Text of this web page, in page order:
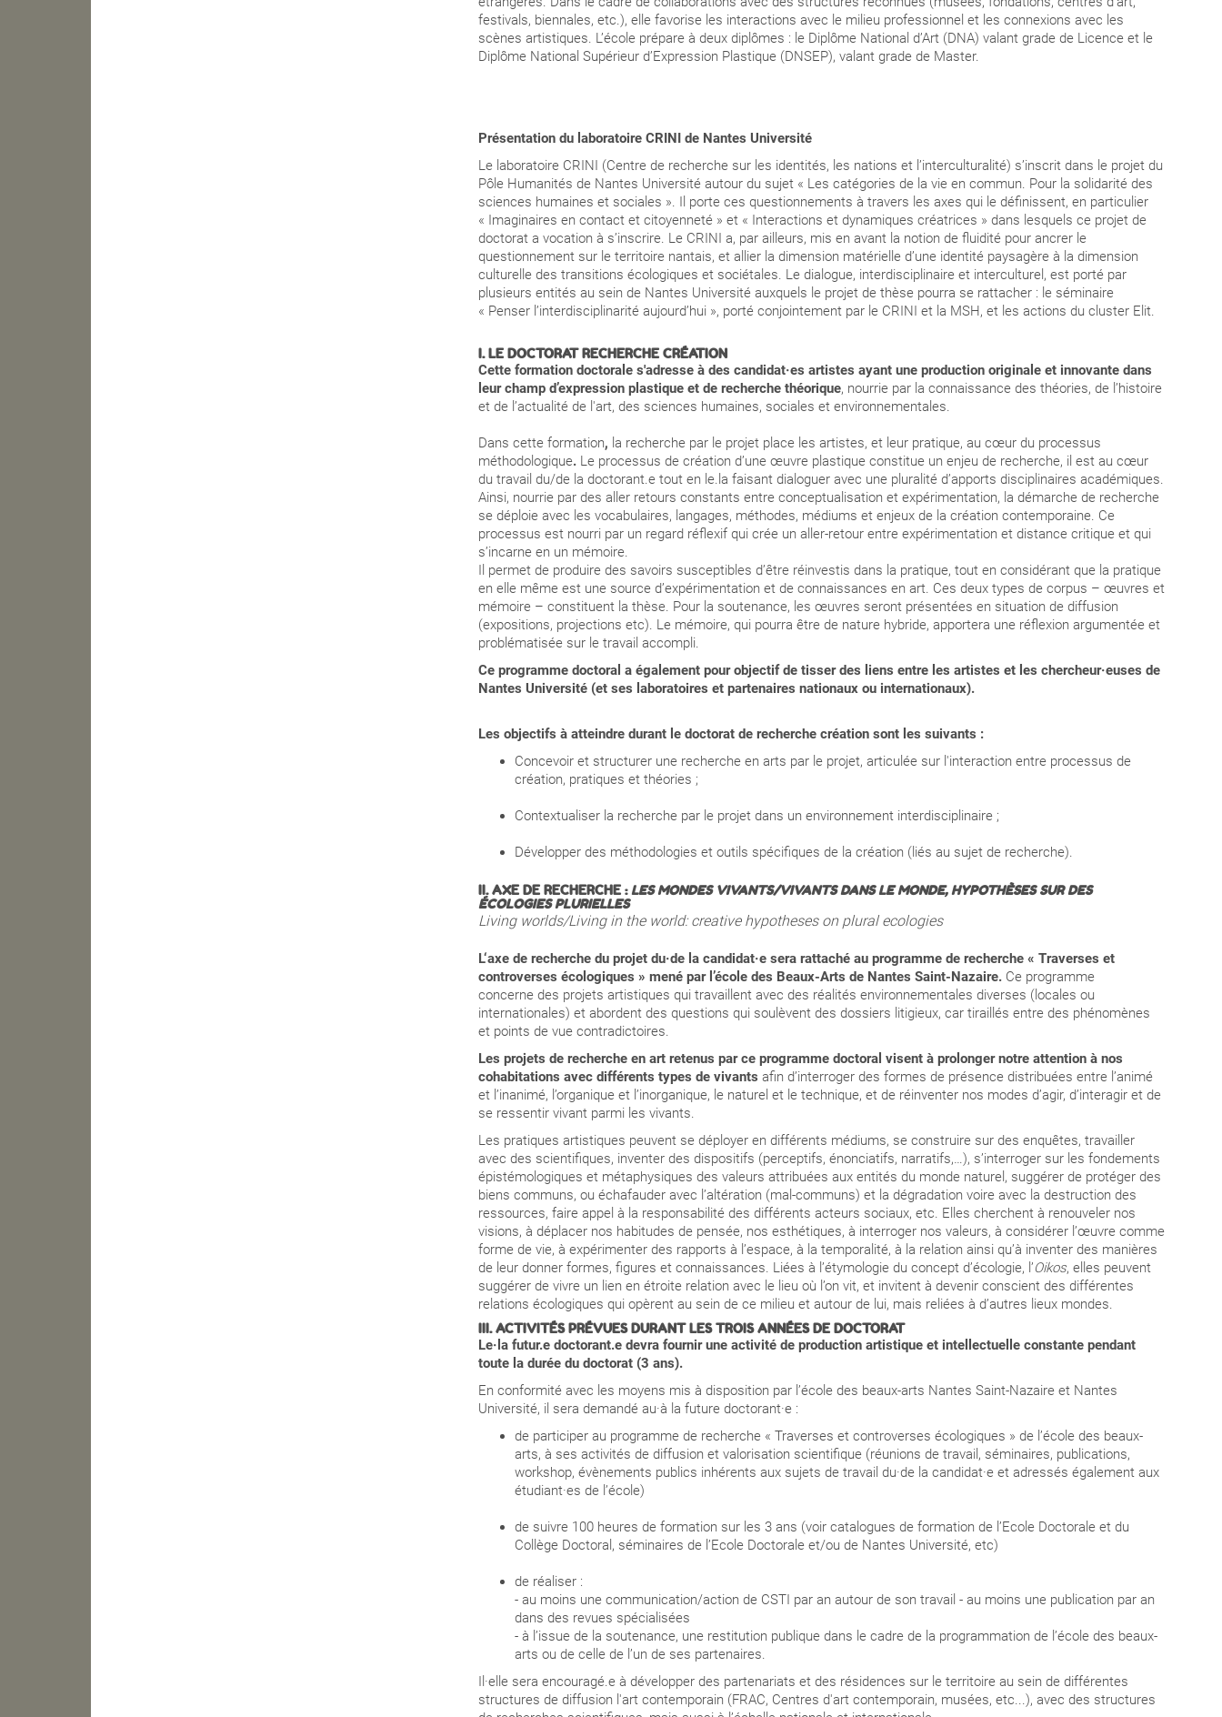
festivals, biennales, etc.), elle favorise les interactions avec le milieu professionnel et les connexions avec les
scènes artistiques. L’école prépare à deux diplômes : le Diplôme National d’Art (DNA) valant grade de Licence et le
Diplôme National Supérieur d’Expression Plastique (DNSEP), valant grade de Master.
Présentation du laboratoire CRINI de Nantes Université
Le laboratoire CRINI (Centre de recherche sur les identités, les nations et l’interculturalité) s’inscrit dans le projet du
Pôle Humanités de Nantes Université autour du sujet « Les catégories de la vie en commun. Pour la solidarité des
sciences humaines et sociales ». Il porte ces questionnements à travers les axes qui le définissent, en particulier
« Imaginaires en contact et citoyenneté » et « Interactions et dynamiques créatrices » dans lesquels ce projet de
doctorat a vocation à s’inscrire. Le CRINI a, par ailleurs, mis en avant la notion de fluidité pour ancrer le
questionnement sur le territoire nantais, et allier la dimension matérielle d’une identité paysagère à la dimension
culturelle des transitions écologiques et sociétales. Le dialogue, interdisciplinaire et interculturel, est porté par
plusieurs entités au sein de Nantes Université auxquels le projet de thèse pourra se rattacher : le séminaire
« Penser l’interdisciplinarité aujourd’hui », porté conjointement par le CRINI et la MSH, et les actions du cluster Elit.
I. LE DOCTORAT RECHERCHE CRÉATION
Cette formation doctorale s'adresse à des candidat·es artistes ayant une production originale et innovante dans
leur champ d’expression plastique et de recherche théorique, nourrie par la connaissance des théories, de l’histoire
et de l’actualité de l'art, des sciences humaines, sociales et environnementales.
Dans cette formation, la recherche par le projet place les artistes, et leur pratique, au cœur du processus
méthodologique. Le processus de création d’une œuvre plastique constitue un enjeu de recherche, il est au cœur
du travail du/de la doctorant.e tout en le.la faisant dialoguer avec une pluralité d’apports disciplinaires académiques.
Ainsi, nourrie par des aller retours constants entre conceptualisation et expérimentation, la démarche de recherche
se déploie avec les vocabulaires, langages, méthodes, médiums et enjeux de la création contemporaine. Ce
processus est nourri par un regard réflexif qui crée un aller-retour entre expérimentation et distance critique et qui
s’incarne en un mémoire.
Il permet de produire des savoirs susceptibles d’être réinvestis dans la pratique, tout en considérant que la pratique
en elle même est une source d’expérimentation et de connaissances en art. Ces deux types de corpus – œuvres et
mémoire – constituent la thèse. Pour la soutenance, les œuvres seront présentées en situation de diffusion
(expositions, projections etc). Le mémoire, qui pourra être de nature hybride, apportera une réflexion argumentée et
problématisée sur le travail accompli.
Ce programme doctoral a également pour objectif de tisser des liens entre les artistes et les chercheur·euses de
Nantes Université (et ses laboratoires et partenaires nationaux ou internationaux).
Les objectifs à atteindre durant le doctorat de recherche création sont les suivants :
Concevoir et structurer une recherche en arts par le projet, articulée sur l'interaction entre processus de
création, pratiques et théories ;
Contextualiser la recherche par le projet dans un environnement interdisciplinaire ;
Développer des méthodologies et outils spécifiques de la création (liés au sujet de recherche).
II. AXE DE RECHERCHE : LES MONDES VIVANTS/VIVANTS DANS LE MONDE, HYPOTHÈSES SUR DES
ÉCOLOGIES PLURIELLES
Living worlds/Living in the world: creative hypotheses on plural ecologies
L‘axe de recherche du projet du·de la candidat·e sera rattaché au programme de recherche « Traverses et
controverses écologiques » mené par l’école des Beaux-Arts de Nantes Saint-Nazaire. Ce programme
concerne des projets artistiques qui travaillent avec des réalités environnementales diverses (locales ou
internationales) et abordent des questions qui soulèvent des dossiers litigieux, car tiraillés entre des phénomènes
et points de vue contradictoires.
Les projets de recherche en art retenus par ce programme doctoral visent à prolonger notre attention à nos
cohabitations avec différents types de vivants afin d’interroger des formes de présence distribuées entre l’animé
et l’inanimé, l’organique et l’inorganique, le naturel et le technique, et de réinventer nos modes d’agir, d’interagir et de
se ressentir vivant parmi les vivants.
Les pratiques artistiques peuvent se déployer en différents médiums, se construire sur des enquêtes, travailler
avec des scientifiques, inventer des dispositifs (perceptifs, énonciatifs, narratifs,…), s’interroger sur les fondements
épistémologiques et métaphysiques des valeurs attribuées aux entités du monde naturel, suggérer de protéger des
biens communs, ou échafauder avec l’altération (mal-communs) et la dégradation voire avec la destruction des
ressources, faire appel à la responsabilité des différents acteurs sociaux, etc. Elles cherchent à renouveler nos
visions, à déplacer nos habitudes de pensée, nos esthétiques, à interroger nos valeurs, à considérer l’œuvre comme
forme de vie, à expérimenter des rapports à l’espace, à la temporalité, à la relation ainsi qu’à inventer des manières
de leur donner formes, figures et connaissances. Liées à l’étymologie du concept d’écologie, l’Oikos, elles peuvent
suggérer de vivre un lien en étroite relation avec le lieu où l’on vit, et invitent à devenir conscient des différentes
relations écologiques qui opèrent au sein de ce milieu et autour de lui, mais reliées à d’autres lieux mondes.
III. ACTIVITÉS PRÉVUES DURANT LES TROIS ANNÉES DE DOCTORAT
Le·la futur.e doctorant.e devra fournir une activité de production artistique et intellectuelle constante pendant
toute la durée du doctorat (3 ans).
En conformité avec les moyens mis à disposition par l’école des beaux-arts Nantes Saint-Nazaire et Nantes
Université, il sera demandé au·à la future doctorant·e :
de participer au programme de recherche « Traverses et controverses écologiques » de l’école des beaux-
arts, à ses activités de diffusion et valorisation scientifique (réunions de travail, séminaires, publications,
workshop, évènements publics inhérents aux sujets de travail du·de la candidat·e et adressés également aux
étudiant·es de l’école)
de suivre 100 heures de formation sur les 3 ans (voir catalogues de formation de l’Ecole Doctorale et du
Collège Doctoral, séminaires de l’Ecole Doctorale et/ou de Nantes Université, etc)
de réaliser :
- au moins une communication/action de CSTI par an autour de son travail - au moins une publication par an
dans des revues spécialisées
- à l’issue de la soutenance, une restitution publique dans le cadre de la programmation de l’école des beaux-
arts ou de celle de l’un de ses partenaires.
Il·elle sera encouragé.e à développer des partenariats et des résidences sur le territoire au sein de différentes
structures de diffusion l'art contemporain (FRAC, Centres d'art contemporain, musées, etc...), avec des structures